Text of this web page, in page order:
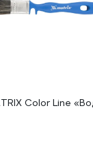
Color Line